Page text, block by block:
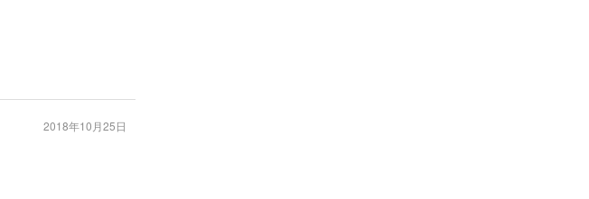
2018年10月25日